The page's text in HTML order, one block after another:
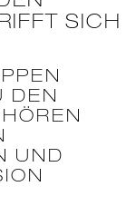
SICH
DEN
UND